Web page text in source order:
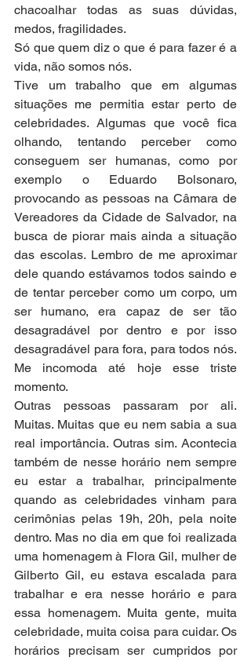
chacoalhar todas as suas dúvidas,
medos, fragilidades.
Só que quem diz o que é para fazer é a
vida, não somos nós.
Tive um trabalho que em algumas
situações me permitia estar perto de
celebridades. Algumas que você fica
olhando, tentando perceber como
conseguem ser humanas, como por
exemplo o Eduardo Bolsonaro,
provocando as pessoas na Câmara de
Vereadores da Cidade de Salvador, na
busca de piorar mais ainda a situação
das escolas. Lembro de me aproximar
dele quando estávamos todos saindo e
de tentar perceber como um corpo, um
ser humano, era capaz de ser tão
desagradável por dentro e por isso
desagradável para fora, para todos nós.
Me incomoda até hoje esse triste
momento.
Outras pessoas passaram por ali.
Muitas. Muitas que eu nem sabia a sua
real importância. Outras sim. Acontecia
também de nesse horário nem sempre
eu estar a trabalhar, principalmente
quando as celebridades vinham para
cerimônias pelas 19h, 20h, pela noite
dentro. Mas no dia em que foi realizada
uma homenagem à Flora Gil, mulher de
Gilberto Gil, eu estava escalada para
trabalhar e era nesse horário e para
essa homenagem. Muita gente, muita
celebridade, muita coisa para cuidar. Os
horários precisam ser cumpridos por